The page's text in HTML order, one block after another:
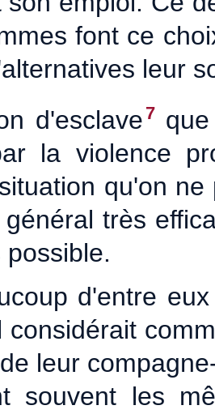
font ce
leur
d'esclave 7
la violence
qu'on
très
d'entre
considérait
leur
souvent les